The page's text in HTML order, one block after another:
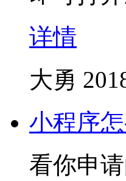
详情
大勇
小程序
看你申